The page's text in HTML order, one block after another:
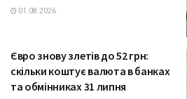
01.08.2026
Євро знову злетів до 52 грн:
скільки коштує валюта в банках
та обмінниках 31 липня